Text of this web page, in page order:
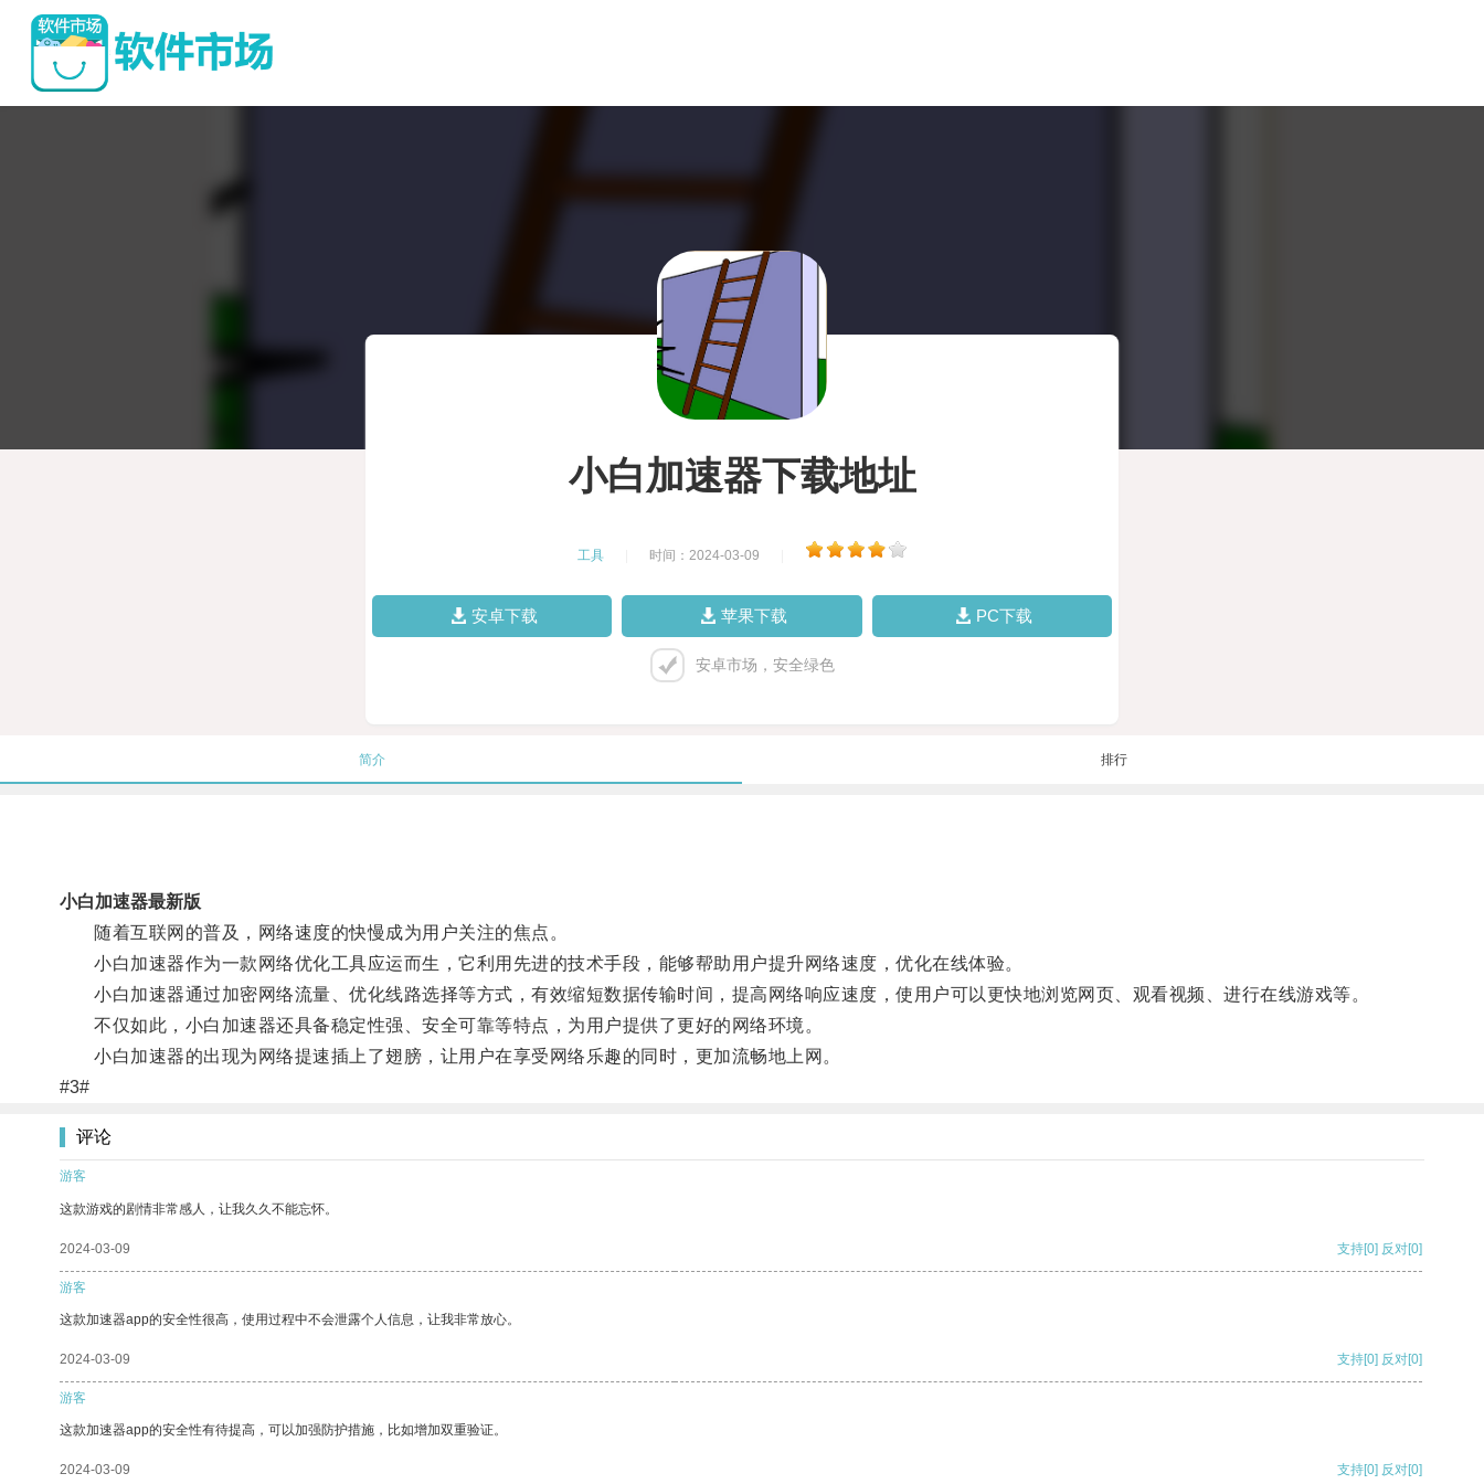
小白加速器下载地址
工具 时间：2024-03-09
安卓下载 苹果下载 PC下载
安卓市场，安全绿色
简介 排行
小白加速器最新版
随着互联网的普及，网络速度的快慢成为用户关注的焦点。
小白加速器作为一款网络优化工具应运而生，它利用先进的技术手段，能够帮助用户提升网络速度，优化在线体验。
小白加速器通过加密网络流量、优化线路选择等方式，有效缩短数据传输时间，提高网络响应速度，使用户可以更快地浏览网页、观看视频、进行在线游戏等。
不仅如此，小白加速器还具备稳定性强、安全可靠等特点，为用户提供了更好的网络环境。
小白加速器的出现为网络提速插上了翅膀，让用户在享受网络乐趣的同时，更加流畅地上网。
#3#
评论
游客
这款游戏的剧情非常感人，让我久久不能忘怀。
2024-03-09 支持[0] 反对[0]
游客
这款加速器app的安全性很高，使用过程中不会泄露个人信息，让我非常放心。
2024-03-09 支持[0] 反对[0]
游客
这款加速器app的安全性有待提高，可以加强防护措施，比如增加双重验证。
2024-03-09 支持[0] 反对[0]